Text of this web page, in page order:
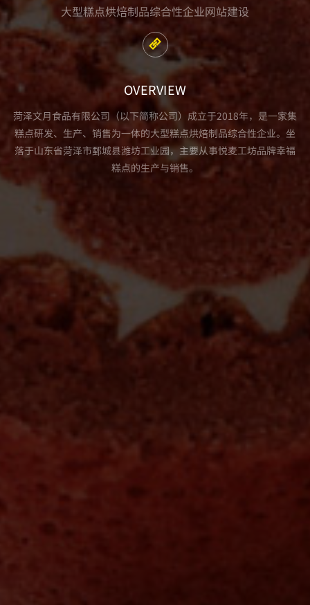
大型糕点烘焙制品综合性企业网站建设
OVERVIEW
菏泽文月食品有限公司（以下简称公司）成立于2018年，是一家集
糕点研发、生产、销售为一体的大型糕点烘焙制品综合性企业。坐
落于山东省菏泽市鄄城县潍坊工业园，主要从事悦麦工坊品牌幸福
糕点的生产与销售。